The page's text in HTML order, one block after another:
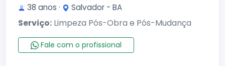
38 anos · Salvador - BA
Serviço: Limpeza Pós-Obra e Pós-Mudança
Fale com o profissional